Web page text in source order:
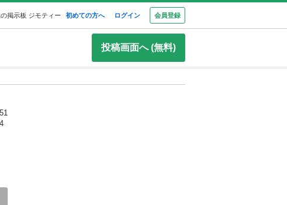
掲示板 ジモティー 初めての方へ ログイン 会員登録
投稿画面へ (無料)